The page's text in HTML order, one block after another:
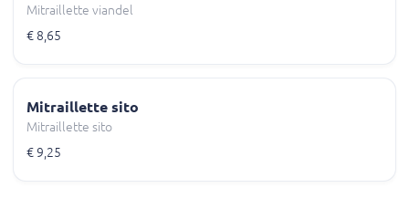
Mitraillette viandel
€ 8,65
Mitraillette sito
Mitraillette sito
€ 9,25